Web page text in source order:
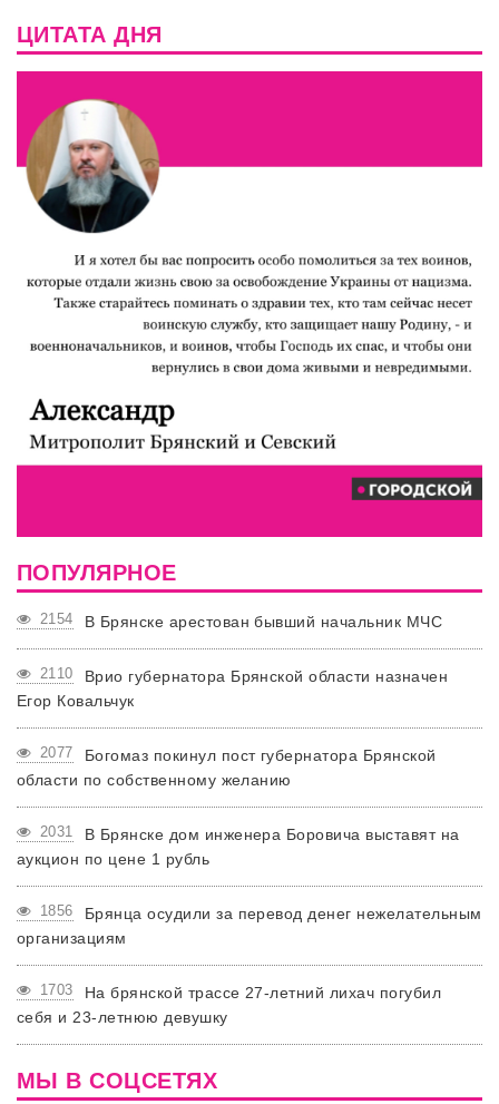
ЦИТАТА ДНЯ
ПОПУЛЯРНОЕ
2154 В Брянске арестован бывший начальник МЧС
2110
Врио губернатора Брянской области назначен
Егор Ковальчук
2077
Богомаз покинул пост губернатора Брянской
области по собственному желанию
2031
В Брянске дом инженера Боровича выставят на
аукцион по цене 1 рубль
1856
Брянца осудили за перевод денег нежелательным
организациям
1703
На брянской трассе 27-летний лихач погубил
себя и 23-летнюю девушку
МЫ В СОЦСЕТЯХ